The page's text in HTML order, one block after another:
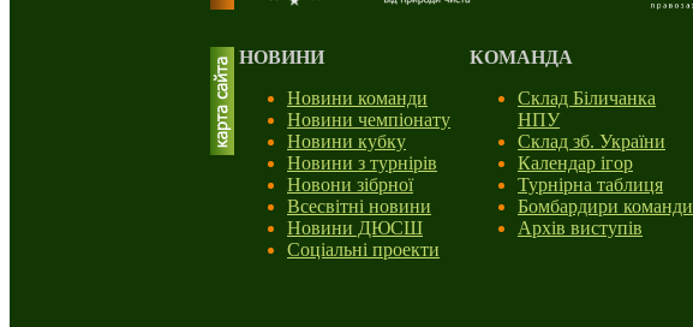
НОВИНИ
Новини команди
Новини чемпіонату
Новини кубку
Новини з турнірів
Новони зібрної
Всесвітні новини
Новини ДЮСШ
Соціальні проекти
КОМАНДА
Склад Біличанка
НПУ
Склад зб. України
Календар ігор
Турнірна таблиця
Бомбардири команди
Архів виступів